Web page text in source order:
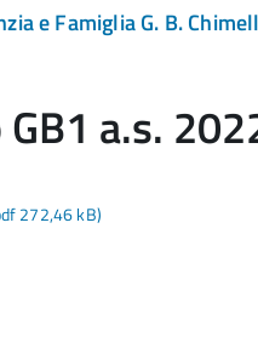
e Famiglia G. B.
a.s.
272,46 kB)